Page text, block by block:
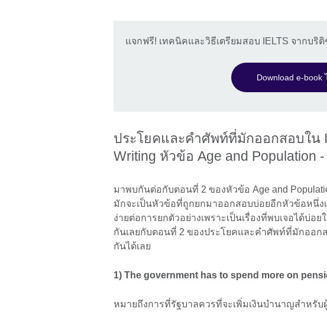
แจกฟรี! เทคนิคและวิธีเตรียมสอบ IELTS จากบริ
Download e-book
ประโยคและคำศัพท์ที่มักออกสอบใน
Writing หัวข้อ Age and Population
มาพบกันต่อกับตอนที่ 2 ของหัวข้อ Age and
มักจะเป็นหัวข้อที่ถูกยกมาออกสอบบ่อยอีกหัวข้อหนึ่ง
ง่ายต่อการยกตัวอย่างเพราะเป็นเรื่องที่พบเจอได้บ่อ
กันเลยกับตอนที่ 2 ของประโยคและคำศัพท์ที่มักออกส
กันได้เลย
1) The government has to spend more on
หมายถึงการที่รัฐบาลควรที่จะเพิ่มเงินบำนาญสำหรับ